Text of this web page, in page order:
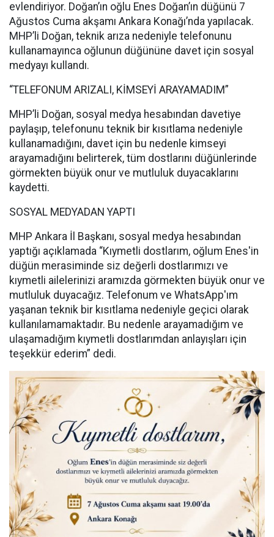
evlendiriyor. Doğan’ın oğlu Enes Doğan’ın düğünü 7
Ağustos Cuma akşamı Ankara Konağı’nda yapılacak.
MHP’li Doğan, teknik arıza nedeniyle telefonunu
kullanamayınca oğlunun düğününe davet için sosyal
medyayı kullandı.
“TELEFONUM ARIZALI, KİMSEYİ ARAYAMADIM”
MHP’li Doğan, sosyal medya hesabından davetiye
paylaşıp, telefonunu teknik bir kısıtlama nedeniyle
kullanamadığını, davet için bu nedenle kimseyi
arayamadığını belirterek, tüm dostlarını düğünlerinde
görmekten büyük onur ve mutluluk duyacaklarını
kaydetti.
SOSYAL MEDYADAN YAPTI
MHP Ankara İl Başkanı, sosyal medya hesabından
yaptığı açıklamada “Kıymetli dostlarım, oğlum Enes'in
düğün merasiminde siz değerli dostlarımızı ve
kıymetli ailelerinizi aramızda görmekten büyük onur ve
mutluluk duyacağız. Telefonum ve WhatsApp'ım
yaşanan teknik bir kısıtlama nedeniyle geçici olarak
kullanılamamaktadır. Bu nedenle arayamadığım ve
ulaşamadığım kıymetli dostlarımdan anlayışları için
teşekkür ederim” dedi.